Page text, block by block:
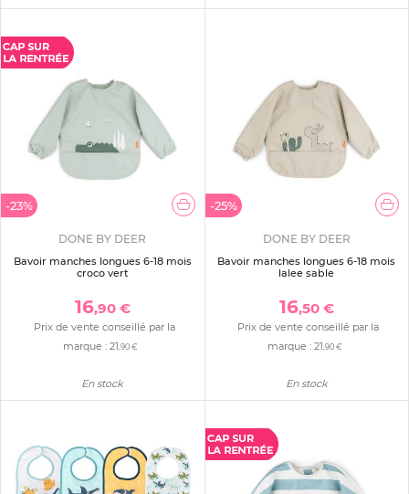
-23%
DONE BY DEER
Bavoir manches longues 6-18 mois
croco vert
16,90 €
Prix de vente conseillé par la
marque :21,90 €
En stock
-25%
DONE BY DEER
Bavoir manches longues 6-18 mois
lalee sable
16,50 €
Prix de vente conseillé par la
marque : 21,90 €
En stock